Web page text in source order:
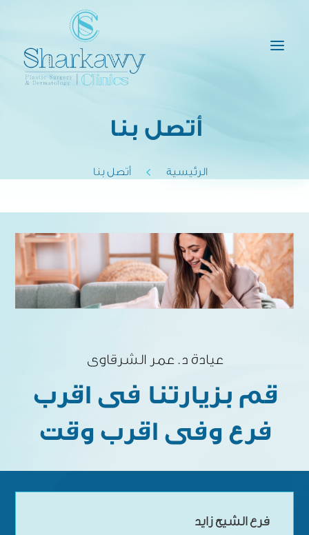
a
أتصل بنا
الرئيسية 4 أتصل بنا
عيادة د. عمر الشرقاوى
قم بزيارتنا فى اقرب
فرع وفى اقرب وقت
فرع الشيخ زايد